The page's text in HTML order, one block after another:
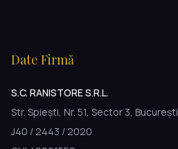
Date Firmă
S.C. RANISTORE S.R.L.
Str. Spiești, Nr. 51, Sector 3, București
J40 / 2443 / 2020